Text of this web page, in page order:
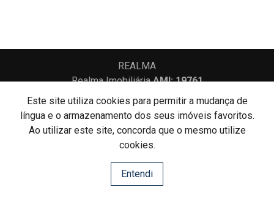
Este site utiliza cookies para permitir a mudança de
língua e o armazenamento dos seus imóveis favoritos.
Ao utilizar este site, concorda que o mesmo utilize
cookies.
Entendi
REALMA
Realma ImobiliáriaAMI: 19761
Centros de Resolução de Litígios
Política de Privacidade
Livro de Reclamações
Website e CRM Imobiliário
Powered by